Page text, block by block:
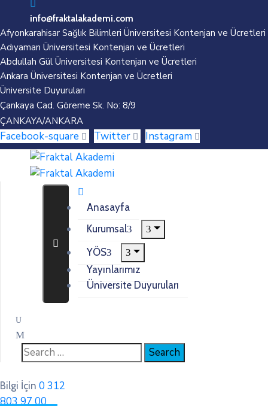
info@fraktalakademi.com
Afyonkarahisar Sağlık Bilimleri Üniversitesi Kontenjan ve Ücretleri
Adıyaman Üniversitesi Kontenjan ve Ücretleri
Abdullah Gül Üniversitesi Kontenjan ve Ücretleri
Ankara Üniversitesi Kontenjan ve Ücretleri
Üniversite Duyuruları
Çankaya Cad. Göreme Sk. No: 8/9
ÇANKAYA/ANKARA
Facebook-square Twitter Instagram
Anasayfa
Kurumsal
YÖS
Yayınlarımız
Üniversite Duyuruları
Bilgi İçin 0 312
803 97 00